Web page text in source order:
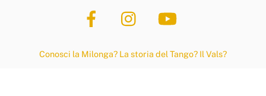
Conosci la Milonga? La storia del Tango? Il Vals?